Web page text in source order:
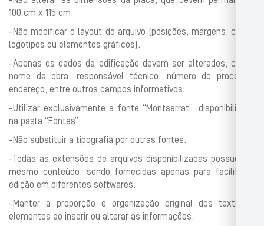
100 cm x 115 cm.
-Não modificar o layout do arquivo (posições, margens, cores,
logotipos ou elementos gráficos).
-Apenas os dados da edificação devem ser alterados, como:
nome da obra, responsável técnico, número do processo,
endereço, entre outros campos informativos.
-Utilizar exclusivamente a fonte “Montserrat”, disponibilizada
na pasta “Fontes”.
-Não substituir a tipografia por outras fontes.
-Todas as extensões de arquivos disponibilizadas possuem o
mesmo conteúdo, sendo fornecidas apenas para facilitar a
edição em diferentes softwares.
-Manter a proporção e organização original dos textos e
elementos ao inserir ou alterar as informações.